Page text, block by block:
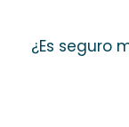
¿Es seguro